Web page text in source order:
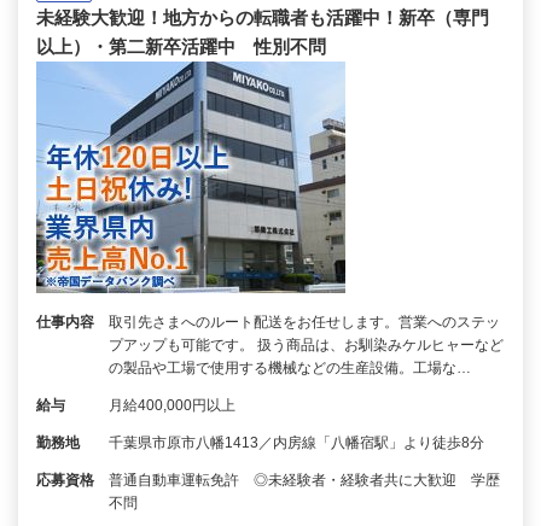
未経験大歓迎！地方からの転職者も活躍中！新卒（専門
以上）・第二新卒活躍中 性別不問
仕事内容
取引先さまへのルート配送をお任せします。営業へのステッ
プアップも可能です。 扱う商品は、お馴染みケルヒャーなど
の製品や工場で使用する機械などの生産設備。工場な…
給与 月給400,000円以上
勤務地 千葉県市原市八幡1413／内房線「八幡宿駅」より徒歩8分
応募資格
普通自動車運転免許 ◎未経験者・経験者共に大歓迎 学歴
不問